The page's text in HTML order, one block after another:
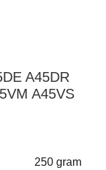
A45DR
A45VS
250 gram